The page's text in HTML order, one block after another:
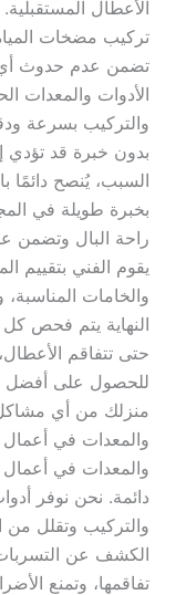
الأعطال
تركيب مضخات
تضمن عدم حدوث
الأدوات والمعدات
والتركيب بسرعة
بدون خبرة قد تؤدي
السبب، يُنصح دائمًا
بخبرة طويلة في
راحة البال وتضمن
يقوم الفني بتقييم
والخامات المناسبة،
النهاية يتم فحص كل
للحصول على أفضل
منزلك من أي مشاكل
والمعدات في أعمال
والمعدات في
دائمة. نحن نوفر
والتركيب وتقلل من
الكشف عن
تفاقمها، وتمنع